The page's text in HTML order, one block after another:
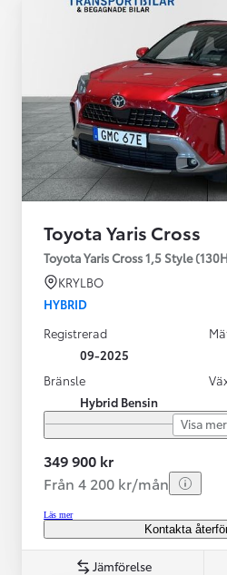
Toyota Yaris Cross
Toyota Yaris Cross 1,5 Style
KRYLBO
HYBRID
Registrerad
09-2025
Bränsle
Hybrid Bensin
Visa mer
349 900 kr
Från 4 200 kr/mån
Läs mer
Kontakta
Jämförelse